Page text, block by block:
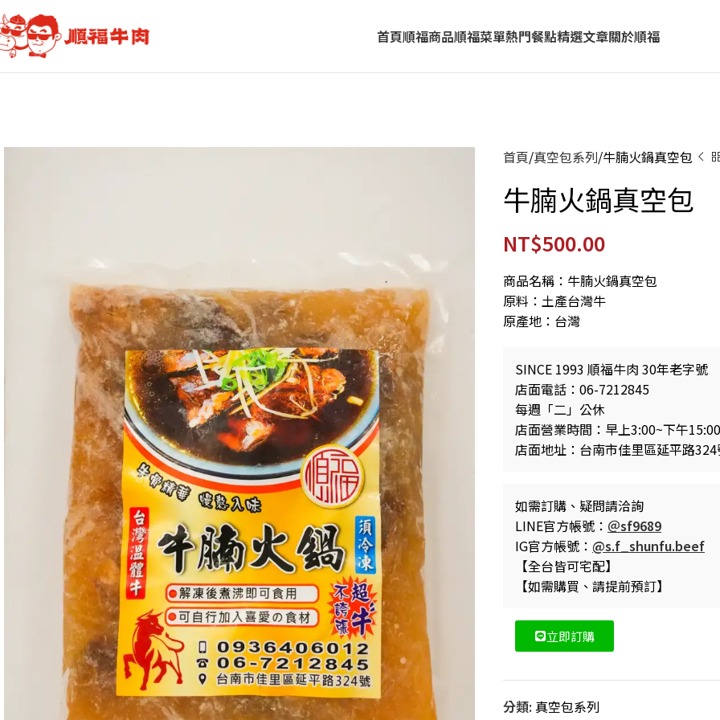
首頁順福商品順福菜單熱門餐點精選文章關於順福
首頁 真空包系列 牛腩火鍋真空包
牛腩火鍋真空包
NT$500.00
商品名稱：牛腩火鍋真空包
原料：土產台灣牛
原產地：台灣
SINCE 1993 順福牛肉 30年老字號
店面電話：06-7212845
每週「二」公休
店面營業時間：早上3:00~下午15:00
店面地址：台南市佳里區延平路
如需訂購、疑問請洽詢
LINE官方帳號： ＠sf9689
IG官方帳號： @s.f_shunfu.beef
【全台皆可宅配】
【如需購買、請提前預訂】
立即訂購
分類: 真空包系列